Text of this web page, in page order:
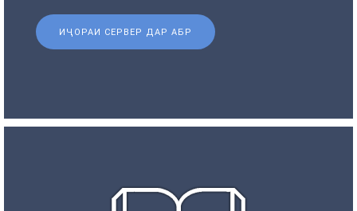
ИҶОРАИ СЕРВЕР ДАР АБР